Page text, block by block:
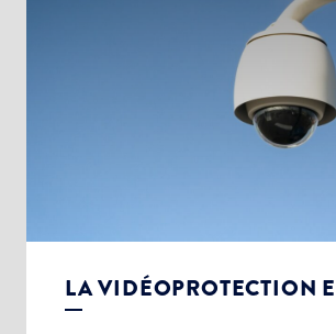
LA VIDÉOPROTECTION